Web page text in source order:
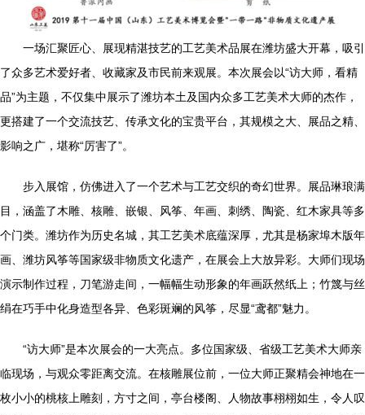
一场汇聚匠心、展现精湛技艺的工艺美术品展在潍坊盛大开幕，吸引
了众多艺术爱好者、收藏家及市民前来观展。本次展会以“访大师，看精
品”为主题，不仅集中展示了潍坊本土及国内众多工艺美术大师的杰作，
更搭建了一个交流技艺、传承文化的宝贵平台，其规模之大、展品之精、
影响之广，堪称“厉害了”。
步入展馆，仿佛进入了一个艺术与工艺交织的奇幻世界。展品琳琅满
目，涵盖了木雕、核雕、嵌银、风筝、年画、刺绣、陶瓷、红木家具等多
个门类。潍坊作为历史名城，其工艺美术底蕴深厚，尤其是杨家埠木版年
画、潍坊风筝等国家级非物质文化遗产，在展会上大放异彩。大师们现场
演示制作过程，刀笔游走间，一幅幅生动形象的年画跃然纸上；竹篾与丝
绢在巧手中化身造型各异、色彩斑斓的风筝，尽显“鸢都”魅力。
“访大师”是本次展会的一大亮点。多位国家级、省级工艺美术大师亲
临现场，与观众零距离交流。在核雕展位前，一位大师正聚精会神地在一
枚小小的桃核上雕刻，方寸之间，亭台楼阁、人物故事栩栩如生，令人叹